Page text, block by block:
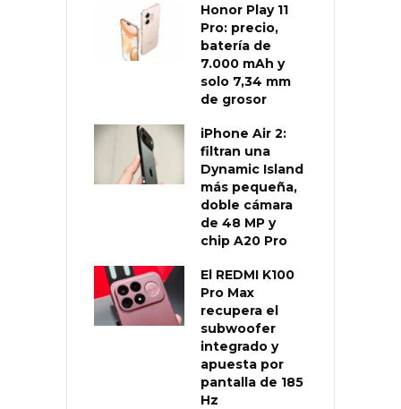
Honor Play 11
Pro: precio,
batería de
7.000 mAh y
solo 7,34 mm
de grosor
iPhone Air 2:
filtran una
Dynamic Island
más pequeña,
doble cámara
de 48 MP y
chip A20 Pro
El REDMI K100
Pro Max
recupera el
subwoofer
integrado y
apuesta por
pantalla de 185
Hz